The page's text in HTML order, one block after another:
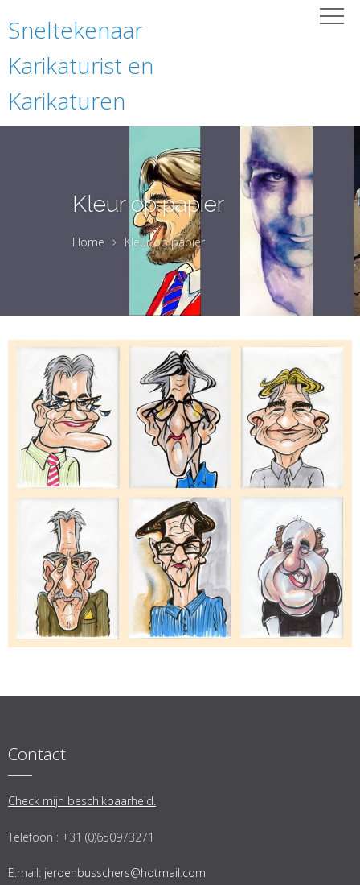
Sneltekenaar
Karikaturist en
Karikaturen
Kleur op papier
Home Kleur op papier
Contact
Check mijn beschikbaarheid.
Telefoon : +31 (0)650973271
E.mail: jeroenbusschers@hotmail.com